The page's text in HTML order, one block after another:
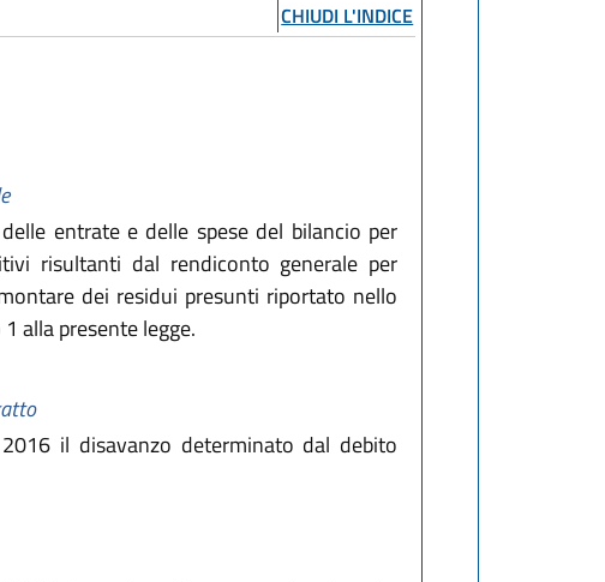
CHIUDI L'INDICE
entrate e delle spese del bilancio per
risultanti dal rendiconto generale per
dei residui presunti riportato nello
alla presente legge.
il disavanzo determinato dal debito